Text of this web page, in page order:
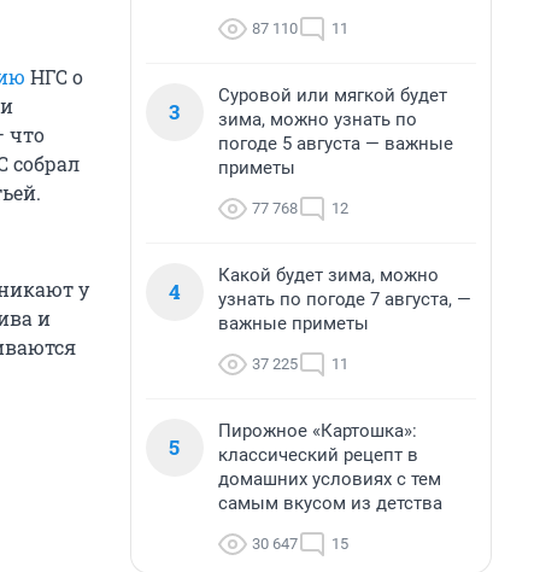
НГС о
что
собрал
у
и
87 110 11
3
Суровой или мягкой будет
зима, можно узнать по
погоде 5 августа — важные
приметы
77 768 12
4
Какой будет зима, можно
узнать по погоде 7 августа, —
важные приметы
37 225 11
5
Пирожное «Картошка»:
классический рецепт в
домашних условиях с тем
самым вкусом из детства
30 647 15